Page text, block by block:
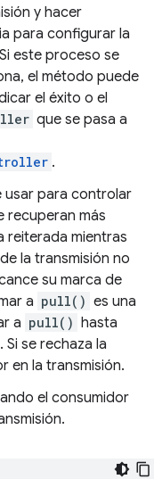
y hacer
para configurar la
este proceso se
el método puede
el éxito o el
que se pasa a
.
usar para controlar
recuperan más
reiterada mientras
la transmisión no
su marca de
a pull() es una
a pull() hasta
se rechaza la
en la transmisión.
el consumidor